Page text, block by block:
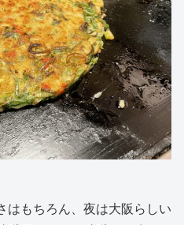
はもちろん、夜は大阪らしい